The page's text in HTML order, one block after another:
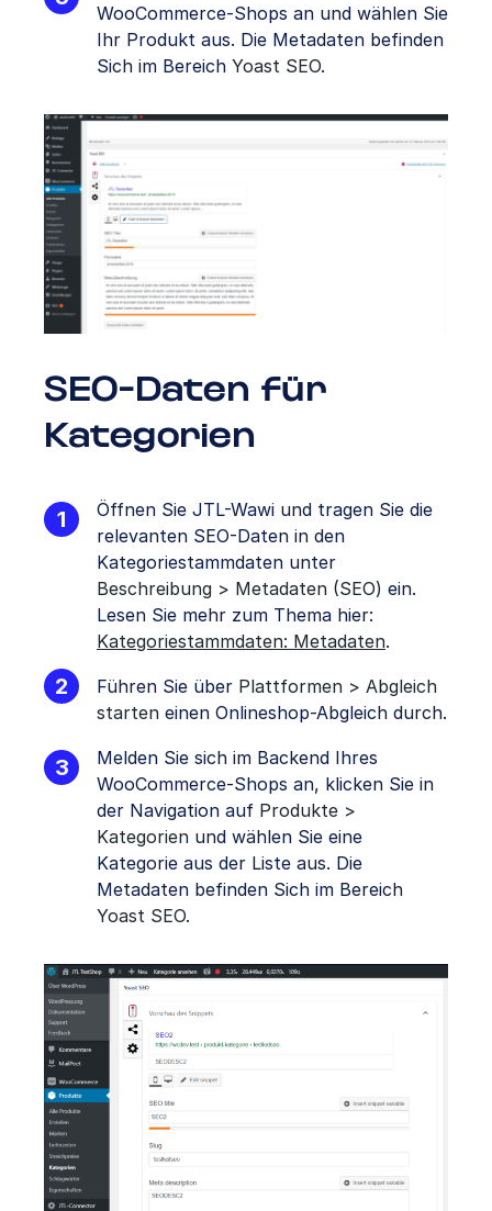
WooCommerce-Shops an und wählen Sie
Ihr Produkt aus. Die Metadaten befinden
Sich im Bereich Yoast SEO.
SEO-Daten für
Kategorien
Öffnen Sie JTL-Wawi und tragen Sie die
relevanten SEO-Daten in den
Kategoriestammdaten unter
Beschreibung > Metadaten (SEO) ein.
Lesen Sie mehr zum Thema hier:
Kategoriestammdaten: Metadaten.
Führen Sie über Plattformen > Abgleich
starten einen Onlineshop-Abgleich durch.
Melden Sie sich im Backend Ihres
WooCommerce-Shops an, klicken Sie in
der Navigation auf Produkte >
Kategorien und wählen Sie eine
Kategorie aus der Liste aus. Die
Metadaten befinden Sich im Bereich
Yoast SEO.